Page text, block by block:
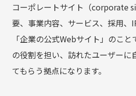
コーポレートサイト（corporate
要、事業内容、サービス、採用、
「企業の公式Webサイト」のこ
の役割を担い、訪れたユーザーに
てもらう拠点になります。